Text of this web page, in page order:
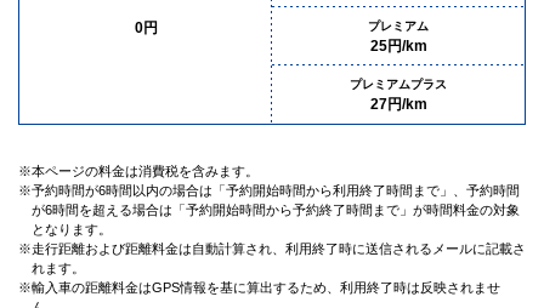
0円 プレミアム
25円/km
プレミアムプラス
27円/km
※本ページの料金は消費税を含みます。
※予約時間が6時間以内の場合は「予約開始時間から利用終了時間まで」、予約時間
が6時間を超える場合は「予約開始時間から予約終了時間まで」が時間料金の対象
となります。
※走行距離および距離料金は自動計算され、利用終了時に送信されるメールに記載さ
れます。
※輸入車の距離料金はGPS情報を基に算出するため、利用終了時は反映されませ